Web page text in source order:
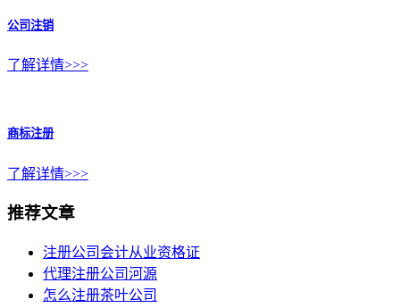
公司注销
了解详情>>>
商标注册
了解详情>>>
推荐文章
注册公司会计从业资格证
代理注册公司河源
怎么注册茶叶公司